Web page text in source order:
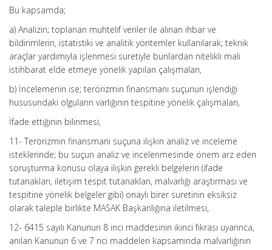
Bu kapsamda;
a) Analizin; toplanan muhtelif veriler ile alınan ihbar ve
bildirimlerin, istatistiki ve analitik yöntemler kullanılarak; teknik
araçlar yardımıyla işlenmesi suretiyle bunlardan nitelikli mali
istihbarat elde etmeye yönelik yapılan çalışmaları,
b) İncelemenin ise; terörizmin finansmanı suçunun işlendiği
hususundaki olguların varlığının tespitine yönelik çalışmaları,
İfade ettiğinin bilinmesi,
11- Terörizmin finansmanı suçuna ilişkin analiz ve inceleme
isteklerinde; bu suçun analiz ve incelenmesinde önem arz eden
soruşturma konusu olaya ilişkin gerekli belgelerin (ifade
tutanakları, iletişim tespit tutanakları, malvarlığı araştırması ve
tespitine yönelik belgeler gibi) onaylı birer suretinin eksiksiz
olarak taleple birlikte MASAK Başkanlığına iletilmesi,
12- 6415 sayılı Kanunun 8 inci maddesinin ikinci fıkrası uyarınca,
anılan Kanunun 6 ve 7 nci maddeleri kapsamında malvarlığının